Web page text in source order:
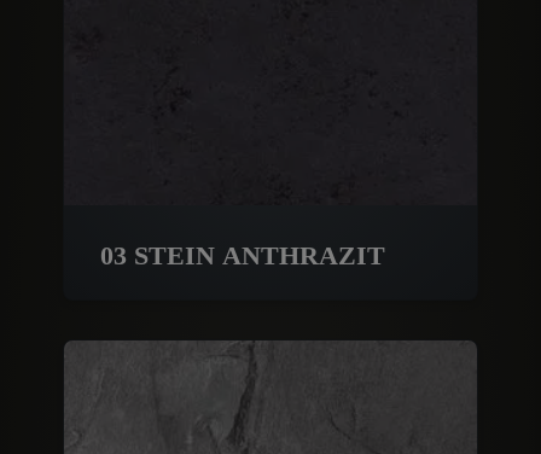
03 STEIN ANTHRAZIT